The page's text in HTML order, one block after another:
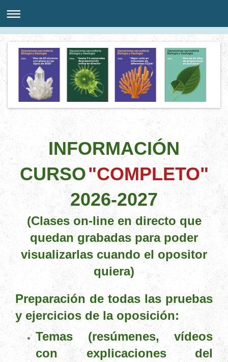
INFORMACIÓN
CURSO"COMPLETO"
2026-2027
(Clases on-line en directo que
quedan grabadas para poder
visualizarlas cuando el opositor
quiera)
Preparación de todas las pruebas
y ejercicios de la oposición:
Temas (resúmenes, vídeos
con explicaciones del